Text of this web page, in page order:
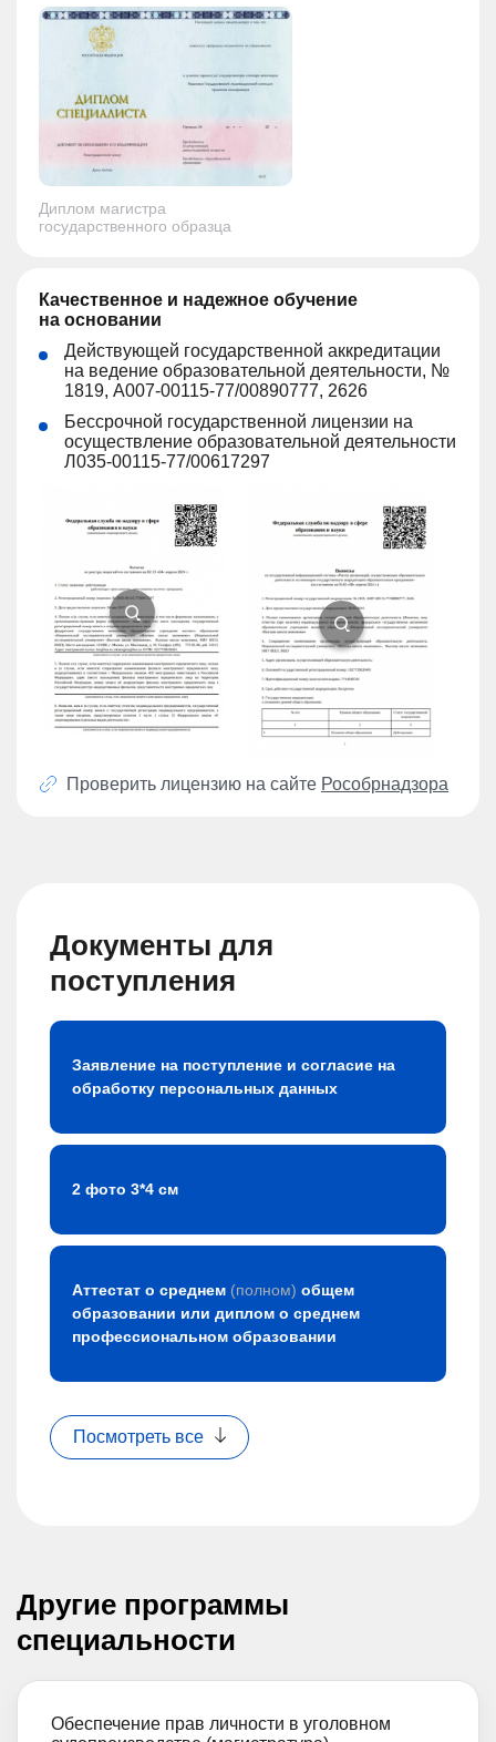
Диплом магистра
государственного образца
Качественное и надежное обучение
на основании
Действующей государственной аккредитации
на ведение образовательной деятельности, №
1819, А007-00115-77/00890777, 2626
Бессрочной государственной лицензии на
осуществление образовательной деятельности
Л035-00115-77/00617297
Проверить лицензию на сайте Рособрнадзора
Документы для
поступления
Заявление на поступление и согласие на
обработку персональных данных
2 фото 3*4 см
Аттестат о среднем (полном) общем
образовании или диплом о среднем
профессиональном образовании
Посмотреть все
Другие программы
специальности
Обеспечение прав личности в уголовном